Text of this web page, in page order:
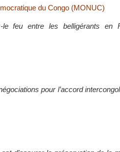
du Congo (MONUC)
le feu entre les belligérants en
pour l’accord